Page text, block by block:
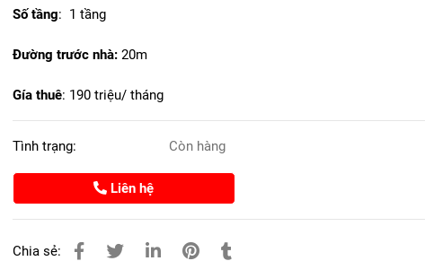
Số tầng: 1 tầng
Đường trước nhà: 20m
Gía thuê: 190 triệu/ tháng
Tình trạng: Còn hàng
Liên hệ
Chia sẻ: